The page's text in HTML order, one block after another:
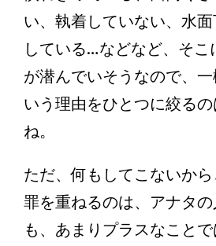
い、執着していない、水
している…などなど、そこ
が潜んでいそうなので、
いう理由をひとつに絞る
ね。
ただ、何もしてこないか
罪を重ねるのは、アナタ
も、あまりプラスなことで